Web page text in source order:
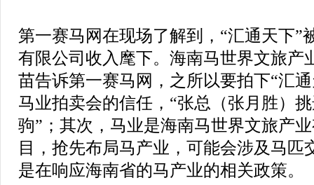
第一赛马网在现场了解到，“汇通天下”
有限公司收入麾下。海南马世界文旅产
苗告诉第一赛马网，之所以要拍下“汇
马业拍卖会的信任，“张总（张月胜）
驹”；其次，马业是海南马世界文旅产
目，抢先布局马产业，可能会涉及马匹
是在响应海南省的马产业的相关政策。